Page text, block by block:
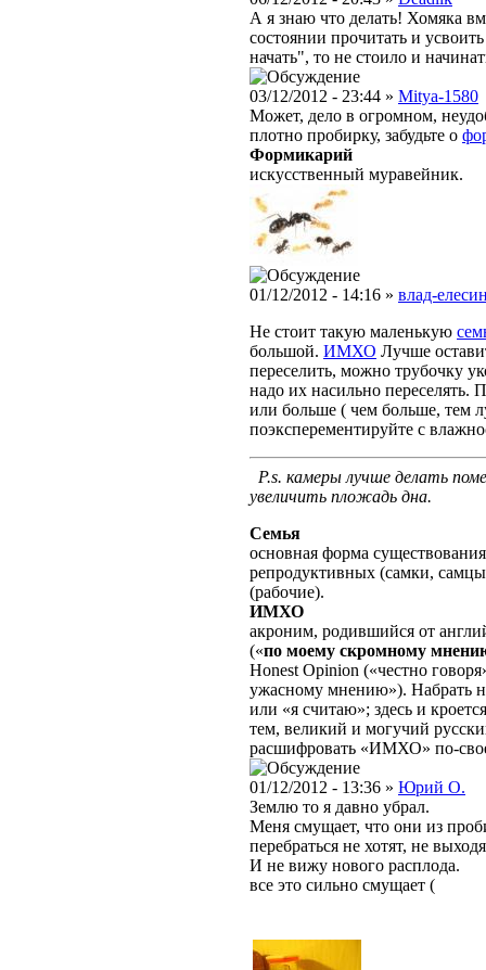
А я знаю что делать! Хомяка
состоянии прочитать и
начать", то не стоило и
03/12/2012 - 23:44 » Mitya-1580
Может, дело в огромном,
плотно пробирку, забудьте о
Формикарий
искусственный муравейник.
01/12/2012 - 14:16 » влад-
Не стоит такую маленькую
большой. ИМХО Лучше
переселить, можно трубочку
надо их насильно переселять.
или больше ( чем больше, тем
поэксперементируйте с
P.s. камеры лучше делать
увеличить пложадь дна.
Семья
основная форма
репродуктивных (самки,
(рабочие).
ИМХО
акроним, родившийся от
(«по моему скромному
Honest Opinion («честно
ужасному мнению»). Набрать
или «я считаю»; здесь и
тем, великий и могучий
расшифровать «ИМХО» по-
01/12/2012 - 13:36 » Юрий О.
Землю то я давно убрал.
Меня смущает, что они из
перебраться не хотят, не
И не вижу нового расплода.
все это сильно смущает (